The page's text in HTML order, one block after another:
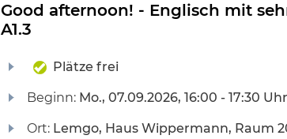
Good afternoon! - Englisch mit
A1.3
Plätze frei
Beginn: Mo., 07.09.2026, 16:00 - 17:30 Uhr
Ort: Lemgo, Haus Wippermann, Raum